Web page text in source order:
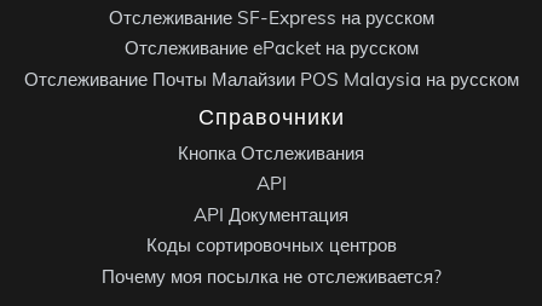
Отслеживание SF-Express на русском
Отслеживание ePacket на русском
Отслеживание Почты Малайзии POS Malaysia на русском
Справочники
Кнопка Отслеживания
API
API Документация
Коды сортировочных центров
Почему моя посылка не отслеживается?